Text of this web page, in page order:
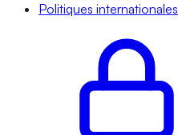
Politiques internationales